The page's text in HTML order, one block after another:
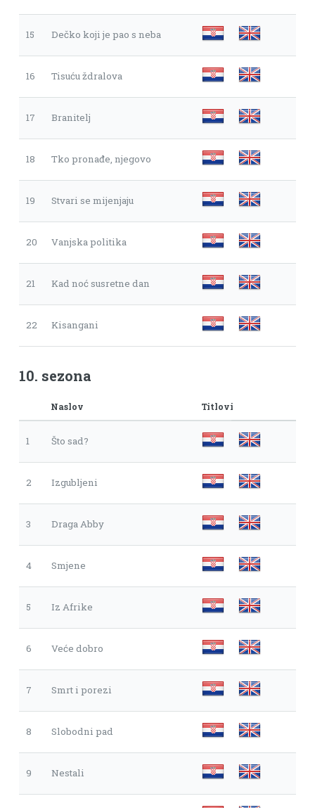
15 Dečko koji je pao s neba
16 Tisuću ždralova
17 Branitelj
18 Tko pronađe, njegovo
19 Stvari se mijenjaju
20 Vanjska politika
21 Kad noć susretne dan
22 Kisangani
10. sezona
Naslov Titlovi
1 Što sad?
2 Izgubljeni
3 Draga Abby
4 Smjene
5 Iz Afrike
6 Veće dobro
7 Smrt i porezi
8 Slobodni pad
9 Nestali